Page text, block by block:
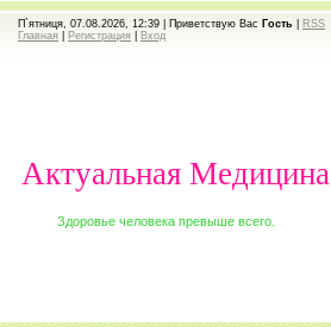
П`ятниця, 07.08.2026, 12:39 | Приветствую Вас Гость
RSS
Главная
Регистрация Вход
Актуальная Медицина
Здоровье человека превыше всего.